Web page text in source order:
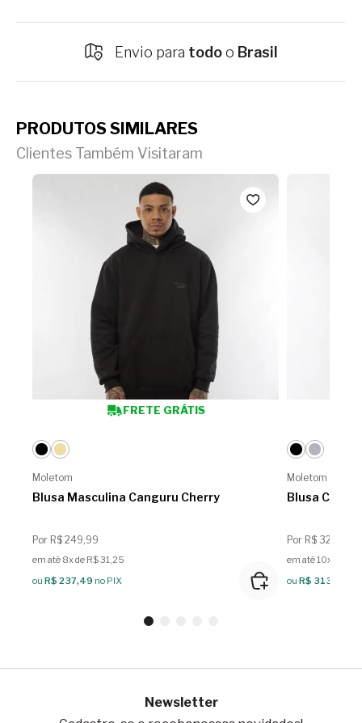
Envio para todoo Brasil
PRODUTOS SIMILARES
Clientes Também Visitaram
FRETE GRÁTIS
Moletom
Blusa Masculina Canguru Cherry
Por R$ 249,99
em até 8x de R$ 31,25
ou R$ 237,49 no PIX
Moletom
Blusa
Por R$ 329,99
em até 10x de R$
ou R$ 313,49
Newsletter